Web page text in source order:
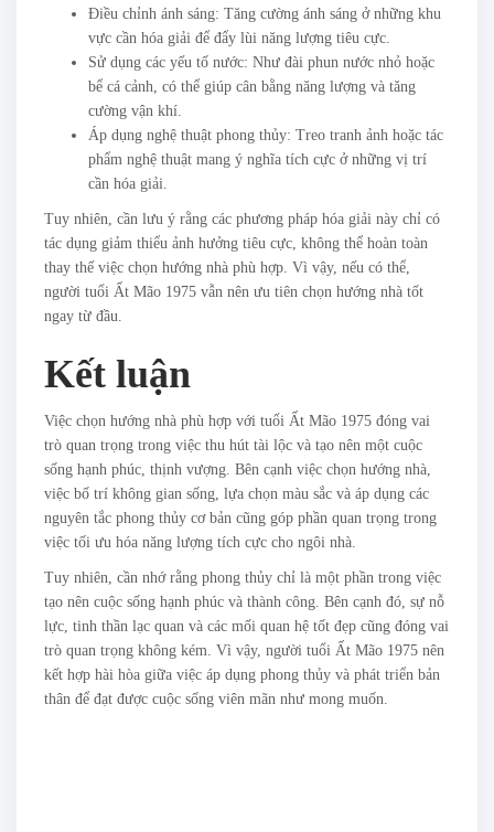
Điều chỉnh ánh sáng: Tăng cường ánh sáng ở những khu
vực cần hóa giải để đẩy lùi năng lượng tiêu cực.
Sử dụng các yếu tố nước: Như đài phun nước nhỏ hoặc
bể cá cảnh, có thể giúp cân bằng năng lượng và tăng
cường vận khí.
Áp dụng nghệ thuật phong thủy: Treo tranh ảnh hoặc tác
phẩm nghệ thuật mang ý nghĩa tích cực ở những vị trí
cần hóa giải.
Tuy nhiên, cần lưu ý rằng các phương pháp hóa giải này chỉ có
tác dụng giảm thiểu ảnh hưởng tiêu cực, không thể hoàn toàn
thay thế việc chọn hướng nhà phù hợp. Vì vậy, nếu có thể,
người tuổi Ất Mão 1975 vẫn nên ưu tiên chọn hướng nhà tốt
ngay từ đầu.
Kết luận
Việc chọn hướng nhà phù hợp với tuổi Ất Mão 1975 đóng vai
trò quan trọng trong việc thu hút tài lộc và tạo nên một cuộc
sống hạnh phúc, thịnh vượng. Bên cạnh việc chọn hướng nhà,
việc bố trí không gian sống, lựa chọn màu sắc và áp dụng các
nguyên tắc phong thủy cơ bản cũng góp phần quan trọng trong
việc tối ưu hóa năng lượng tích cực cho ngôi nhà.
Tuy nhiên, cần nhớ rằng phong thủy chỉ là một phần trong việc
tạo nên cuộc sống hạnh phúc và thành công. Bên cạnh đó, sự nỗ
lực, tinh thần lạc quan và các mối quan hệ tốt đẹp cũng đóng vai
trò quan trọng không kém. Vì vậy, người tuổi Ất Mão 1975 nên
kết hợp hài hòa giữa việc áp dụng phong thủy và phát triển bản
thân để đạt được cuộc sống viên mãn như mong muốn.